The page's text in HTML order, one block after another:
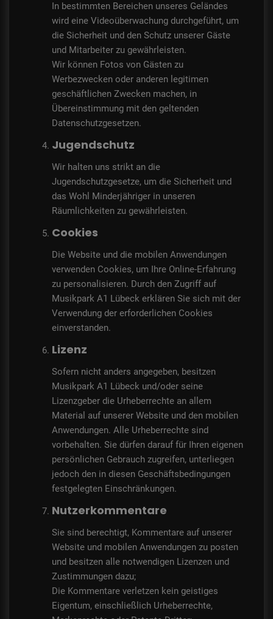
In bestimmten Bereichen unseres Geländes
wird eine Videoüberwachung durchgeführt, um
die Sicherheit und den Schutz unserer Gäste
und Mitarbeiter zu gewährleisten.
Wir können Fotos von Gästen zu
Werbezwecken oder anderen legitimen
geschäftlichen Zwecken machen, in
Übereinstimmung mit den geltenden
Datenschutzgesetzen.
Jugendschutz
Wir halten uns strikt an die
Jugendschutzgesetze, um die Sicherheit und
das Wohl Minderjähriger in unseren
Räumlichkeiten zu gewährleisten.
Cookies
Die Website und die mobilen Anwendungen
verwenden Cookies, um Ihre Online-Erfahrung
zu personalisieren. Durch den Zugriff auf
Musikpark A1 Lübeck erklären Sie sich mit der
Verwendung der erforderlichen Cookies
einverstanden.
Lizenz
Sofern nicht anders angegeben, besitzen
Musikpark A1 Lübeck und/oder seine
Lizenzgeber die Urheberrechte an allem
Material auf unserer Website und den mobilen
Anwendungen. Alle Urheberrechte sind
vorbehalten. Sie dürfen darauf für Ihren eigenen
persönlichen Gebrauch zugreifen, unterliegen
jedoch den in diesen Geschäftsbedingungen
festgelegten Einschränkungen.
Nutzerkommentare
Sie sind berechtigt, Kommentare auf unserer
Website und mobilen Anwendungen zu posten
und besitzen alle notwendigen Lizenzen und
Zustimmungen dazu;
Die Kommentare verletzen kein geistiges
Eigentum, einschließlich Urheberrechte,